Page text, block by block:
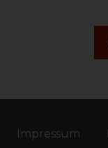
Impressum